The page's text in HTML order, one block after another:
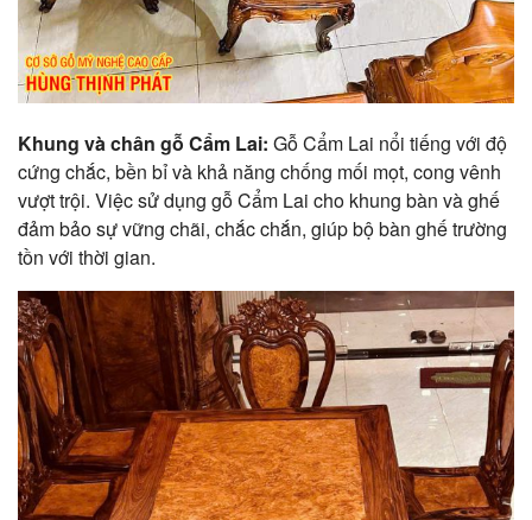
Khung và chân gỗ Cẩm Lai: Gỗ Cẩm Lai nổi tiếng với độ
cứng chắc, bền bỉ và khả năng chống mối mọt, cong vênh
vượt trội. Việc sử dụng gỗ Cẩm Lai cho khung bàn và ghế
đảm bảo sự vững chãi, chắc chắn, giúp bộ bàn ghế trường
tồn với thời gian.